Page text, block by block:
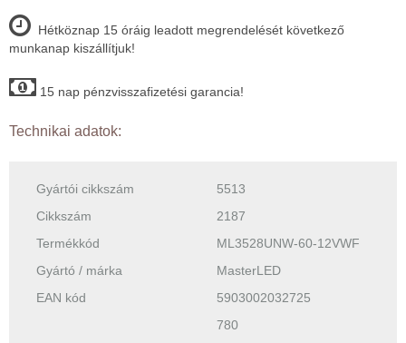
Hétköznap 15 óráig leadott megrendelését következő
munkanap kiszállítjuk!
15 nap pénzvisszafizetési garancia!
Technikai adatok:
Gyártói cikkszám
5513
Cikkszám
2187
Termékkód
ML3528UNW-60-12VWF
Gyártó / márka
MasterLED
EAN kód
5903002032725
780